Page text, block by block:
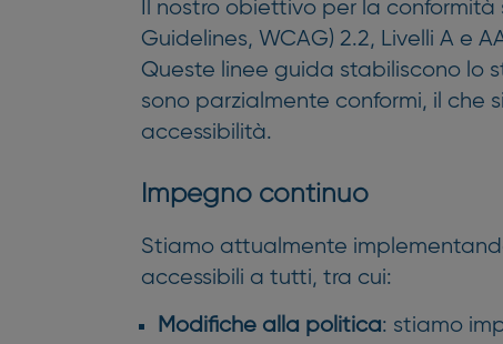
Il nostro obiettivo per la
Guidelines, WCAG) 2.2, Livelli A e
Queste linee guida stabiliscono lo
sono parzialmente conformi, il che
accessibilità.
Impegno continuo
Stiamo attualmente
accessibili a tutti, tra cui:
Modifiche alla politica: stiamo